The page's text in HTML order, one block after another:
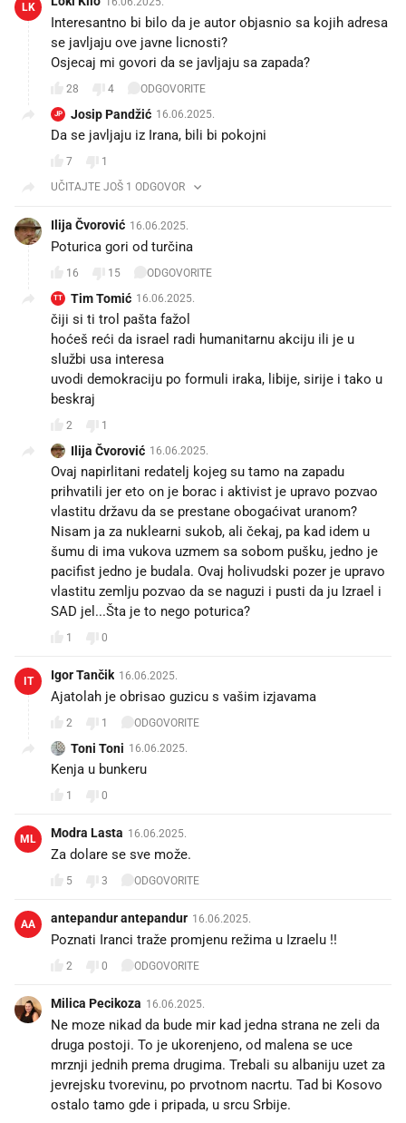
LK
Interesantno bi bilo da je autor objasnio sa kojih adresa
se javljaju ove javne licnosti?
Osjecaj mi govori da se javljaju sa zapada?
28 4 ODGOVORITE
JP Josip Pandžić 16.06.2025.
Da se javljaju iz Irana, bili bi pokojni
7
1
UČITAJTE JOŠ 1 ODGOVOR
Ilija Čvorović 16.06.2025.
Poturica gori od turčina
16 15 ODGOVORITE
TT Tim Tomić 16.06.2025.
čiji si ti trol pašta fažol
hoćeš reći da israel radi humanitarnu akciju ili je u
službi usa interesa
uvodi demokraciju po formuli iraka, libije, sirije i tako u
beskraj
2 1
Ilija Čvorović 16.06.2025.
Ovaj napirlitani redatelj kojeg su tamo na zapadu
prihvatili jer eto on je borac i aktivist je upravo pozvao
vlastitu državu da se prestane obogaćivat uranom?
Nisam ja za nuklearni sukob, ali čekaj, pa kad idem u
šumu di ima vukova uzmem sa sobom pušku, jedno je
pacifist jedno je budala. Ovaj holivudski pozer je upravo
vlastitu zemlju pozvao da se naguzi i pusti da ju Izrael i
SAD jel...Šta je to nego poturica?
1 0
IT Igor Tančik 16.06.2025.
Ajatolah je obrisao guzicu s vašim izjavama
2 1 ODGOVORITE
Toni Toni 16.06.2025.
Kenja u bunkeru😅
1 0
ML Modra Lasta 16.06.2025.
Za dolare se sve može.
5 3 ODGOVORITE
AA antepandur antepandur 16.06.2025.
Poznati Iranci traže promjenu režima u Izraelu !!
2 0 ODGOVORITE
Milica Pecikoza 16.06.2025.
Ne moze nikad da bude mir kad jedna strana ne zeli da
druga postoji. To je ukorenjeno, od malena se uce
mrznji jednih prema drugima. Trebali su albaniju uzet za
jevrejsku tvorevinu, po prvotnom nacrtu. Tad bi Kosovo
ostalo tamo gde i pripada, u srcu Srbije.